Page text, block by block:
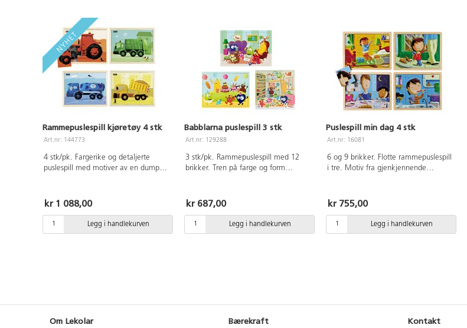
Rammepuslespill kjøretøy 4 stk
Art.nr: 144773
4 stk/pk. Fargerike og detaljerte
puslespill med motiver av en dumper,
motivet trykt på en plate, som du kan
velge å legge etter hvis det føles
vanskelig. Laget av FSC-merket tre.
PVC-fri. Fra 2 år.
kr 1 088,00
Legg i handlekurven
Babblarna puslespill 3 stk
Art.nr: 129288
3 stk/pk. Rammepuslespill med 12
brikker. Tren på farge og form
kr 687,00
Legg i handlekurven
Puslespill min dag 4 stk
Art.nr: 16081
6 og 9 brikker. Flotte rammepuslespill
i tre. Motiv fra gjenkjennende
plastunderlag med motivet trykt på
slik at man enkelt kan legge
brikkene. PVC-fri. Fra 2 år.
kr 755,00
Legg i handlekurven
Om Lekolar Bærekraft Kontakt